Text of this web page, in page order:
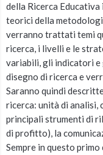
della Ricerca
teorici della
verranno trattati temi
ricerca, i livelli e le
variabili, gli indicatori
disegno di ricerca e
Saranno quindi
ricerca: unità di analisi,
principali strumenti di
di profitto), la
Sempre in questo